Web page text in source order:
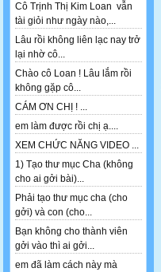
Cô Trịnh Thị Kim Loan vẫn
tài giỏi như ngày nào,...
Lâu rồi không liên lạc nay trở
lại nhờ cô...
Chào cô Loan ! Lâu lắm rồi
không gặp cô...
CÁM ƠN CHỊ ! ...
em làm được rồi chị ạ....
XEM CHỨC NĂNG VIDEO ...
1) Tạo thư mục Cha (không
cho ai gởi bài)...
Phải tạo thư mục cha (cho
gởi) và con (cho...
Bạn không cho thành viên
gởi vào thì ai gởi...
em đã làm cách này mà